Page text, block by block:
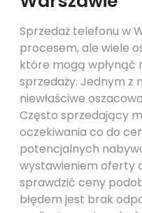
Sprzedaż telefonu w
procesem, ale wiele
które mogą wpłynąć
sprzedaży. Jednym z
niewłaściwe
Często sprzedający
oczekiwania co do
potencjalnych
wystawieniem oferty
sprawdzić ceny
błędem jest brak